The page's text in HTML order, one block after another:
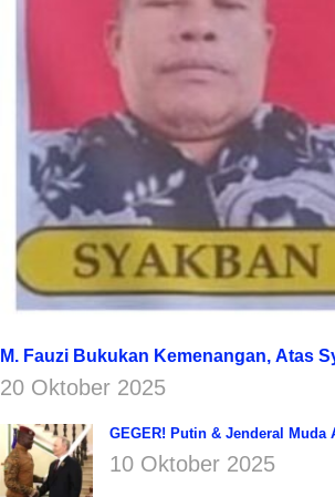
M. Fauzi Bukukan Kemenangan, Atas
20 Oktober 2025
GEGER! Putin & Jenderal
10 Oktober 2025